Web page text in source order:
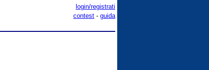
login/registrati
contest - guida